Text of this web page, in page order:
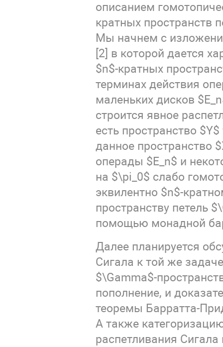
описанием
кратных пространств
Мы начнем с
[2] в которой дается
$n$-кратных
терминах действия
маленьких дисков
строится явное
есть пространство
данное пространство
операды $E_n$ и
на $\pi_0$ слабо
эквилентно $n$-
пространству петель
помощью монадной
Далее планируется
Сигала к той же
$\Gamma$-
пополнение, и
теоремы Барратта-
А также
распетливания